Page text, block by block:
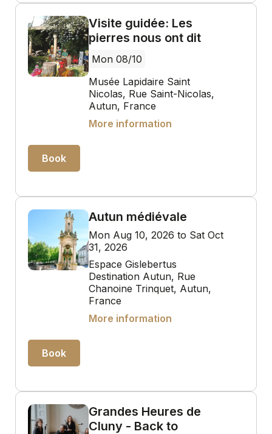
Visite guidée: Les
pierres nous ont dit
Mon 08/10
Musée Lapidaire Saint
Nicolas, Rue Saint-Nicolas,
Autun, France
More information
Book
Autun médiévale
Mon Aug 10, 2026 to Sat Oct
31, 2026
Espace Gislebertus
Destination Autun, Rue
Chanoine Trinquet, Autun,
France
More information
Book
Grandes Heures de
Cluny - Back to